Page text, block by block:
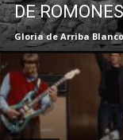
DE
Gloria de Arriba Blanco